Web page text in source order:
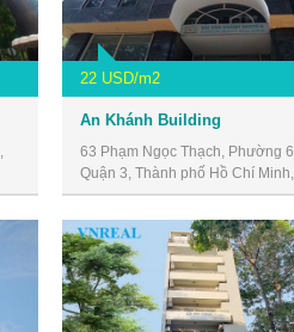
22 USD/m2
An Khánh Building
63 Phạm Ngọc Thạch, Phường 6,
Quận 3, Thành phố Hồ Chí Minh,
Vietnam